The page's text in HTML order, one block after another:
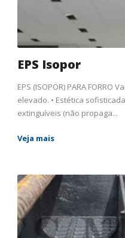
EPS Isopor
EPS (ISOPOR) PARA FORRO
elevado. • Estética
extinguíveis (não propaga...
Veja mais